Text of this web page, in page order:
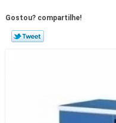
Gostou? compartilhe!